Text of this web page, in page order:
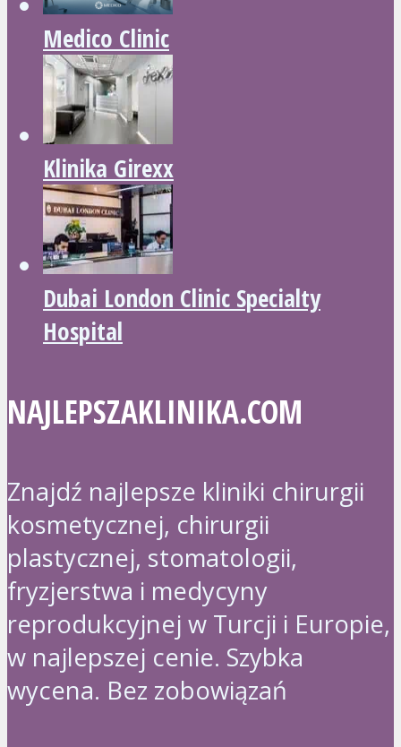
Medico Clinic
Klinika Girexx
Dubai London Clinic Specialty
Hospital
NAJLEPSZAKLINIKA.COM
Znajdź najlepsze kliniki chirurgii
kosmetycznej, chirurgii
plastycznej, stomatologii,
fryzjerstwa i medycyny
reprodukcyjnej w Turcji i Europie,
w najlepszej cenie. Szybka
wycena. Bez zobowiązań